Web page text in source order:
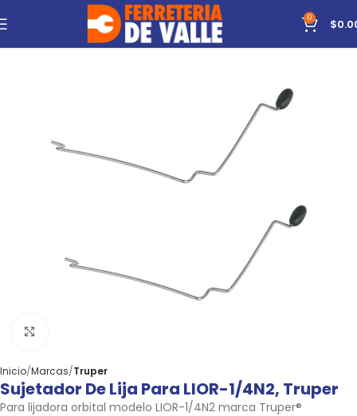
0 $
Inicio Marcas Truper
Sujetador De Lija Para LIOR-1/4N2, Truper
Para lijadora orbital modelo LIOR-1/4N2 marca Truper®